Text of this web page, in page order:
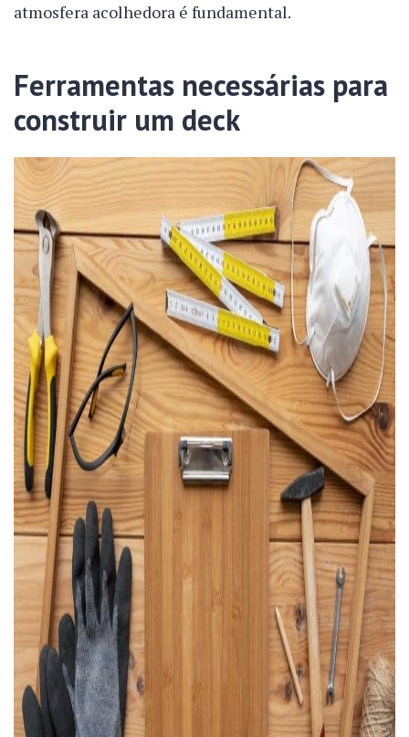
atmosfera acolhedora é fundamental.
Ferramentas necessárias para
construir um deck